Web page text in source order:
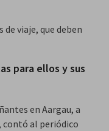
viaje, que deben
para ellos y sus
en Aargau, a
contó al periódico